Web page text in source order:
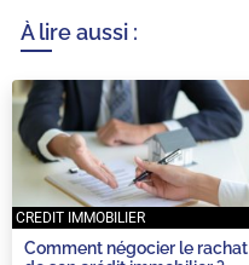
À lire aussi :
Comment négocier le rachat
CREDIT IMMOBILIER